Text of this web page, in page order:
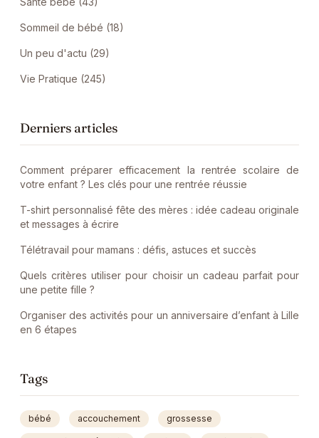
Sommeil de bébé (18)
Un peu d'actu (29)
Vie Pratique (245)
Derniers articles
Comment préparer efficacement la rentrée scolaire de
votre enfant ? Les clés pour une rentrée réussie
T-shirt personnalisé fête des mères : idée cadeau originale
et messages à écrire
Télétravail pour mamans : défis, astuces et succès
Quels critères utiliser pour choisir un cadeau parfait pour
une petite fille ?
Organiser des activités pour un anniversaire d’enfant à Lille
en 6 étapes
Tags
bébé accouchement grossesse